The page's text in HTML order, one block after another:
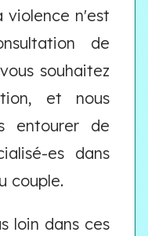
violence n'est
de
souhaitez
et nous
entourer de
es dans
couple.
loin dans ces